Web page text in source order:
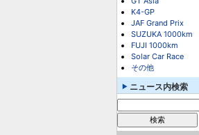
K4-GP
JAF Grand Prix
SUZUKA 1000km
FUJI 1000km
Solar Car Race
その他
ニュース内検索